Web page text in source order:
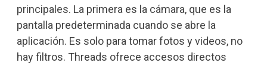
principales. La primera es la cámara, que es la
pantalla predeterminada cuando se abre la
aplicación. Es solo para tomar fotos y videos, no
hay filtros. Threads ofrece accesos directos